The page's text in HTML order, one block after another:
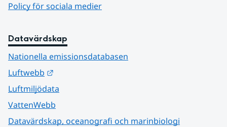
Policy för sociala medier
Datavärdskap
Nationella emissionsdatabasen
Luftwebb
Luftmiljödata
VattenWebb
Datavärdskap, oceanografi och marinbiologi